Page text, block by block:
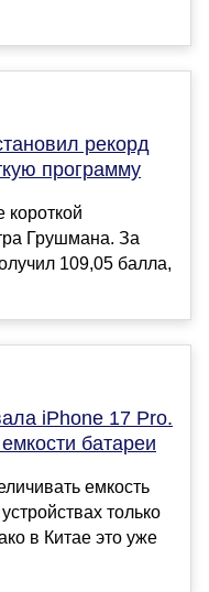
рекорд
программу
короткой
Грушмана. За
109,05 балла,
iPhone 17 Pro.
батареи
емкость
только
в Китае это уже